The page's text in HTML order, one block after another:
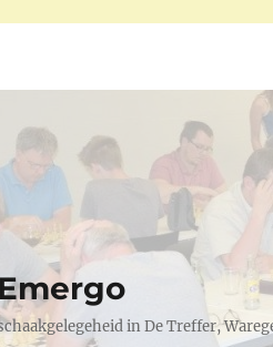
in De Treffer,